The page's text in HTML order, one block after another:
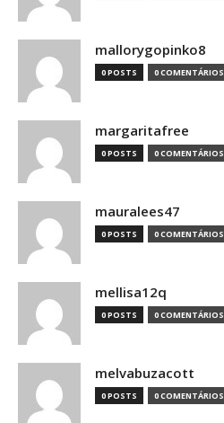
mallorygopinko8
0 POSTS 0 COMENTÁRIOS
margaritafree
0 POSTS 0 COMENTÁRIOS
mauralees47
0 POSTS 0 COMENTÁRIOS
mellisa12q
0 POSTS 0 COMENTÁRIOS
melvabuzacott
0 POSTS 0 COMENTÁRIOS